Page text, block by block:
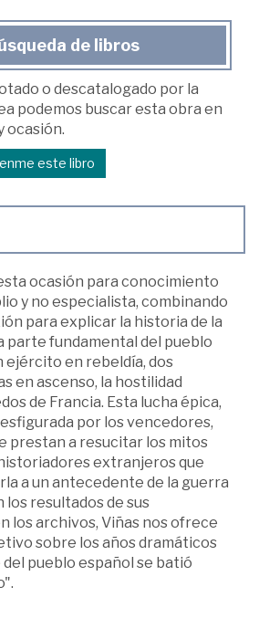
de libros
o descatalogado por la
podemos buscar esta obra en
ocasión.
este libro
ocasión para conocimiento
y no especialista, combinando
para explicar la historia de la
parte fundamental del pueblo
ejército en rebeldía, dos
en ascenso, la hostilidad
de Francia. Esta lucha épica,
por los vencedores,
prestan a resucitar los mitos
extranjeros que
a un antecedente de la guerra
los resultados de sus
los archivos, Viñas nos ofrece
sobre los años dramáticos
pueblo español se batió